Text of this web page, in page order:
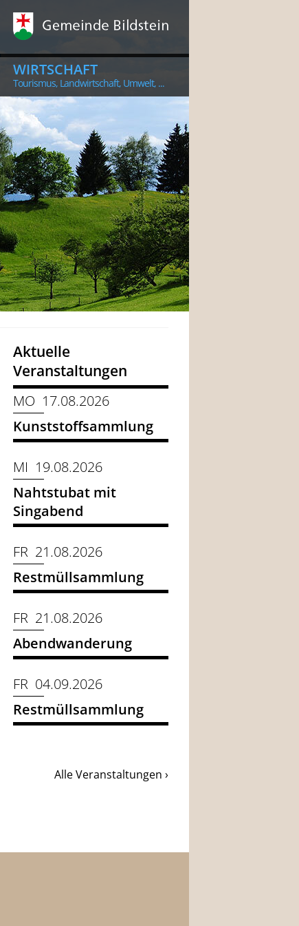
WIRTSCHAFT
Tourismus, Landwirtschaft, Umwelt, ...
Aktuelle
Veranstaltungen
MO 17.08.2026
Kunststoffsammlung
MI 19.08.2026
Nahtstubat mit
Singabend
FR 21.08.2026
Restmüllsammlung
FR 21.08.2026
Abendwanderung
FR 04.09.2026
Restmüllsammlung
Alle Veranstaltungen ›